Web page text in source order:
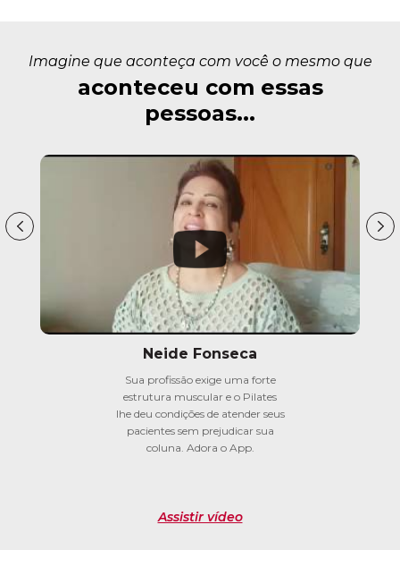
Imagine que aconteça com você o mesmo que
aconteceu com essas
pessoas...
Neide Fonseca
Sua profissão exige uma forte
estrutura muscular e o Pilates
lhe deu condições de atender seus
pacientes sem prejudicar sua
coluna. Adora o App.
Assistir vídeo